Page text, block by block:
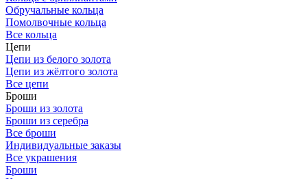
Обручальные кольца
Помолвочные кольца
Все кольца
Цепи
Цепи из белого золота
Цепи из жёлтого золота
Все цепи
Броши
Броши из золота
Броши из серебра
Все броши
Индивидуальные заказы
Все украшения
Броши